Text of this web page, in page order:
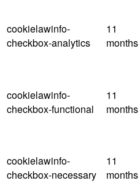
cookielawinfo-
checkbox-analytics
11
months
cookielawinfo-
checkbox-functional
11
months
cookielawinfo-
checkbox-necessary
11
months